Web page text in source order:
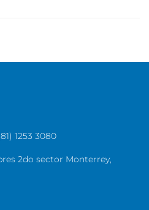
1253 3080
2do sector Monterrey,